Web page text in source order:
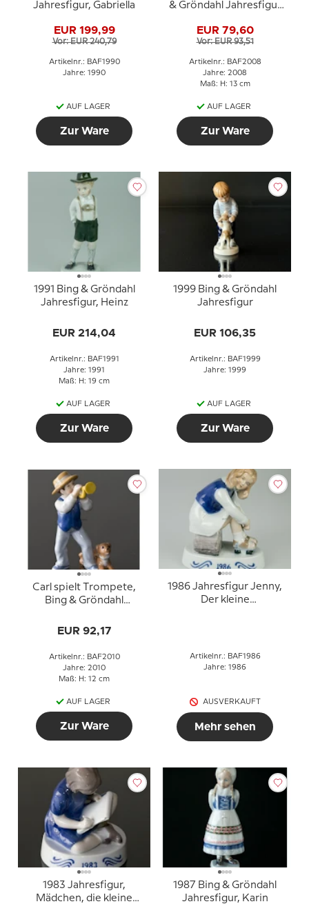
Jahresfigur, Gabriella
EUR 199,99
Vor: EUR 240,79
Artikelnr.: BAF1990
Jahre: 1990
AUF LAGER
Zur Ware
& Gröndahl Jahresfigur
EUR 79,60
Vor: EUR 93,51
Artikelnr.: BAF2008
Jahre: 2008
Maß: H: 13 cm
AUF LAGER
Zur Ware
1991 Bing & Gröndahl
Jahresfigur, Heinz
EUR 214,04
Artikelnr.: BAF1991
Jahre: 1991
Maß: H: 19 cm
AUF LAGER
Zur Ware
1999 Bing & Gröndahl
Jahresfigur
EUR 106,35
Artikelnr.: BAF1999
Jahre: 1999
AUF LAGER
Zur Ware
Carl spielt Trompete,
Bing & Gröndahl
EUR 92,17
Artikelnr.: BAF2010
Jahre: 2010
Maß: H: 12 cm
AUF LAGER
Zur Ware
1986 Jahresfigur Jenny,
Der kleine
Artikelnr.: BAF1986
Jahre: 1986
AUSVERKAUFT
Mehr sehen
1983 Jahresfigur,
Mädchen, die kleine
1987 Bing & Gröndahl
Jahresfigur, Karin